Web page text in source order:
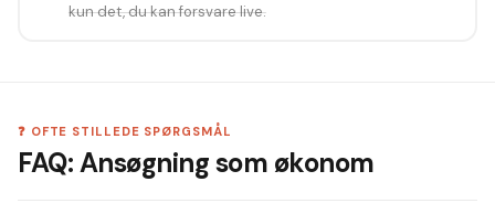
kun det, du kan forsvare live.
❓ OFTE STILLEDE SPØRGSMÅL
FAQ: Ansøgning som økonom